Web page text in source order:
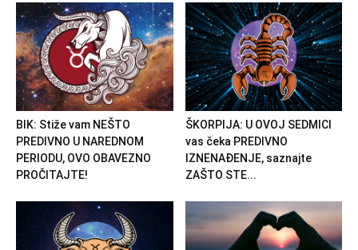
BIK: Stiže vam NEŠTO
PREDIVNO U NAREDNOM
PERIODU, OVO OBAVEZNO
PROČITAJTE!
ŠKORPIJA: U OVOJ SEDMICI
vas čeka PREDIVNO
IZNENAĐENJE, saznajte
ZAŠTO STE...